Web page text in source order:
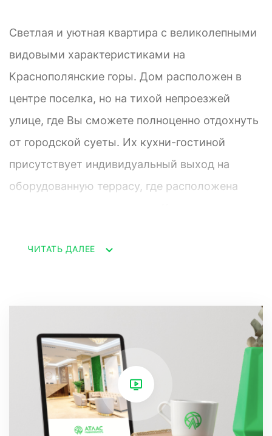
Светлая и уютная квартира с великолепными
видовыми характеристиками на
Краснополянские горы. Дом расположен в
центре поселка, но на тихой непроезжей
улице, где Вы сможете полноценно отдохнуть
от городской суеты. Их кухни-гостиной
присутствует индивидуальный выход на
оборудованную террасу, где расположена
навесом.
Возможна продажа в ипотеку.
ЧИТАТЬ ДАЛЕЕ